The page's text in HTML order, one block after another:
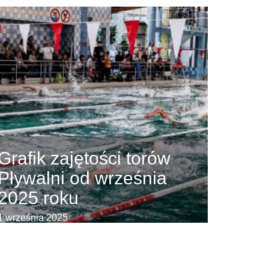
zajętości torów
od września
roku
września 2025